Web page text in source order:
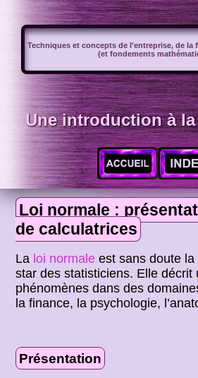
Techniques et concepts de l'entreprise, de la
(et fondements
Une introduction à
Loi normale :
de calculatrices
La loi normale est sans doute la
star des statisticiens. Elle décrit
phénomènes dans des
la finance, la psychologie,
Présentation